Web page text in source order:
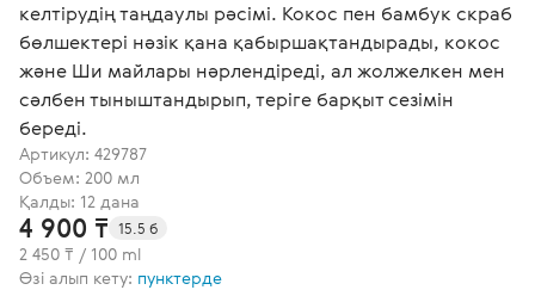
келтірудің таңдаулы рәсімі. Кокос пен бамбук скраб
бөлшектері нәзік қана қабыршақтандырады, кокос
және Ши майлары нәрлендіреді, ал жолжелкен мен
сәлбен тыныштандырып, теріге барқыт сезімін
береді.
Артикул: 429787
Объем: 200 мл
Қалды: 12 дана
4 900 ₸ 15.5 б
2 450 ₸ / 100 ml
Өзі алып кету: пунктерде